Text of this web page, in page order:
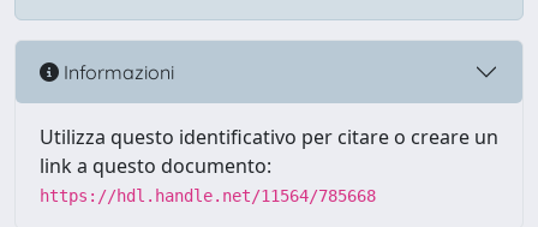
Informazioni
Utilizza questo identificativo per citare o creare un
link a questo documento:
https://hdl.handle.net/11564/785668